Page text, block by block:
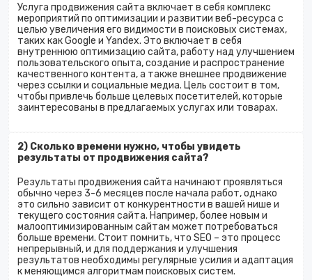
Услуга продвижения сайта включает в себя комплекс
мероприятий по оптимизации и развитии веб-ресурса с
целью увеличения его видимости в поисковых системах,
таких как Google и Yandex. Это включает в себя
внутреннюю оптимизацию сайта, работу над улучшением
пользовательского опыта, создание и распространение
качественного контента, а также внешнее продвижение
через ссылки и социальные медиа. Цель состоит в том,
чтобы привлечь больше целевых посетителей, которые
заинтересованы в предлагаемых услугах или товарах.
2) Сколько времени нужно, чтобы увидеть
результаты от продвижения сайта?
Результаты продвижения сайта начинают проявляться
обычно через 3-6 месяцев после начала работ, однако
это сильно зависит от конкурентности в вашей нише и
текущего состояния сайта. Например, более новым и
малооптимизированным сайтам может потребоваться
больше времени. Стоит помнить, что SEO – это процесс
непрерывный, и для поддержания и улучшения
результатов необходимы регулярные усилия и адаптация
к меняющимся алгоритмам поисковых систем.